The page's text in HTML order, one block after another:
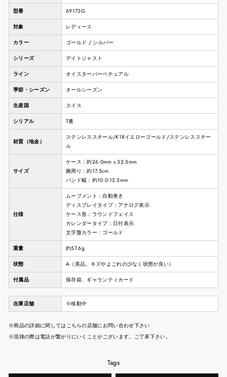
型番 69173G
対象 レディース
カラー ゴールド / シルバー
シリーズ デイトジャスト
ライン オイスターパーペチュアル
季節・シーズン オールシーズン
生産国 スイス
シリアル T番
材質（地金）
ステンレススチール/K18イエローゴールド/ステンレススチー
ル
サイズ
ケース：約26.0mm x 32.5mm
腕周り：約17.5cm
バンド幅：約10.0-12.5mm
仕様
ムーブメント：自動巻き
ディスプレイタイプ：アナログ表示
ケース形：ラウンドフェイス
カレンダータイプ：日付表示
文字盤カラー：ゴールド
重量 約57.6g
状態 A（美品。キズやよごれの少なく状態が良い）
付属品 保存箱、ギャランティカード
在庫店舗 ※移動中
※商品の詳細に関してはこちらの店舗にお問い合わせ下さい
※混雑の際は電話が繋がりにいくことがございます。ご了承下さい。
Tags